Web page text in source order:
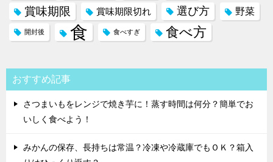
賞味期限 賞味期限切れ 選び方 野菜
開封後 食 食べすぎ 食べ方
おすすめ記事
さつまいもをレンジで焼き芋に！蒸す時間は何分？簡単でお
いしく食べよう！
みかんの保存、長持ちは常温？冷凍や冷蔵庫でもＯＫ？箱入